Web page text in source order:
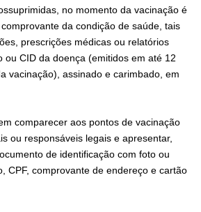
no momento da vacinação é
da condição de saúde, tais
prescrições médicas ou relatórios
ou CID da doença (emitidos em até 12
vacinação), assinado e carimbado, em
comparecer aos pontos de vacinação
ou responsáveis legais e apresentar,
de identificação com foto ou
CPF, comprovante de endereço e cartão